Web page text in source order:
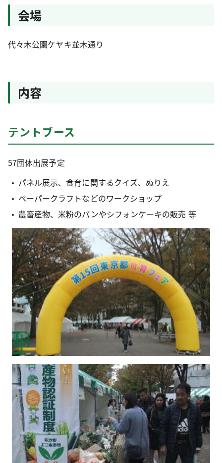
会場
代々木公園ケヤキ並木通り
内容
テントブース
57団体出展予定
パネル展示、食育に関するクイズ、ぬりえ
ペーパークラフトなどのワークショップ
農畜産物、米粉のパンやシフォンケーキの販売 等